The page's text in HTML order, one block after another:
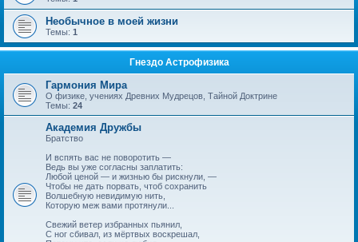
Необычное в моей жизни
Темы: 1
Гнездо Астрофизика
Гармония Мира
О физике, учениях Древних Мудрецов, Тайной Доктрине
Темы: 24
Академия Дружбы
Братство
И вспять вас не поворотить —
Ведь вы уже согласны заплатить:
Любой ценой — и жизнью бы рискнули, —
Чтобы не дать порвать, чтоб сохранить
Волшебную невидимую нить,
Которую меж вами протянули...
Свежий ветер избранных пьянил,
С ног сбивал, из мёртвых воскрешал,